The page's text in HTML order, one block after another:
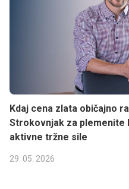
Kdaj cena zlata običajno
Strokovnjak za plemenite
aktivne tržne sile
29. 05. 2026